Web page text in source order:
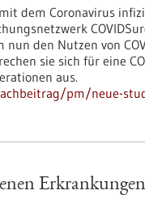
dem Coronavirus
den Nutzen von
sie sich für eine
aus.
pm/neue-
Erkrankungen